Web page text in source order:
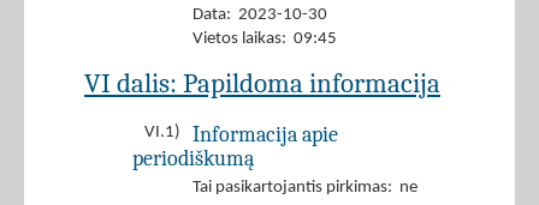
Data: 2023-10-30
Vietos laikas: 09:45
VI dalis: Papildoma informacija
VI.1)
Informacija apie
periodiškumą
Tai pasikartojantis pirkimas: ne